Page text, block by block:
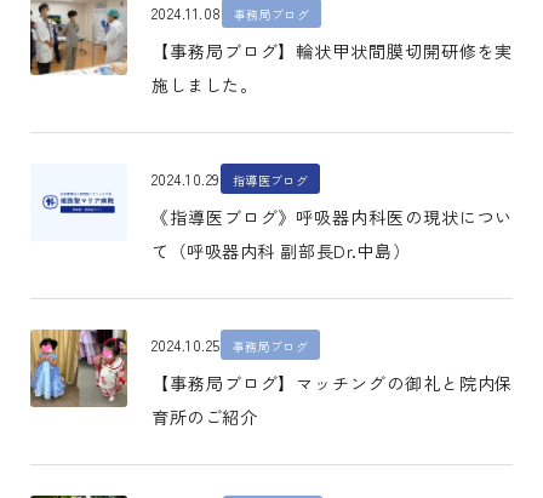
2024.11.08 事務局ブログ
【事務局ブログ】輪状甲状間膜切開研修を実
施しました。
2024.10.29 指導医ブログ
《指導医ブログ》呼吸器内科医の現状につい
て（呼吸器内科 副部長Dr.中島）
2024.10.25 事務局ブログ
【事務局ブログ】マッチングの御礼と院内保
育所のご紹介